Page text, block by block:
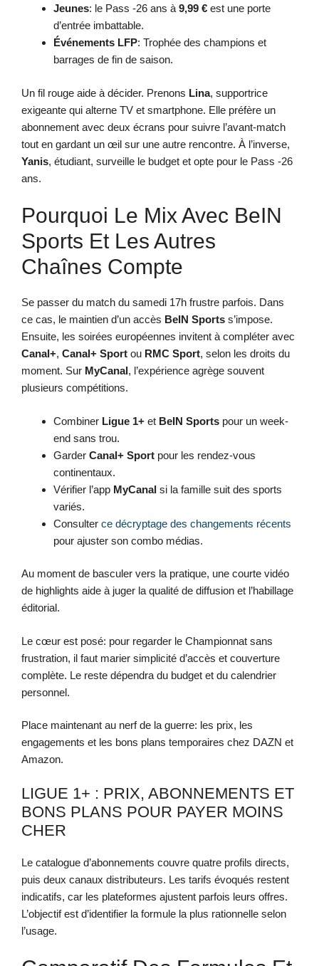
Jeunes: le Pass -26 ans à 9,99 € est une porte
d’entrée imbattable.
Événements LFP: Trophée des champions et
barrages de fin de saison.
Un fil rouge aide à décider. Prenons Lina, supportrice
exigeante qui alterne TV et smartphone. Elle préfère un
abonnement avec deux écrans pour suivre l’avant-match
tout en gardant un œil sur une autre rencontre. À l’inverse,
Yanis, étudiant, surveille le budget et opte pour le Pass -26
ans.
Pourquoi Le Mix Avec BeIN
Sports Et Les Autres
Chaînes Compte
Se passer du match du samedi 17h frustre parfois. Dans
ce cas, le maintien d’un accès BeIN Sports s’impose.
Ensuite, les soirées européennes invitent à compléter avec
Canal+, Canal+ Sport ou RMC Sport, selon les droits du
moment. Sur MyCanal, l’expérience agrège souvent
plusieurs compétitions.
Combiner Ligue 1+ et BeIN Sports pour un week-
end sans trou.
Garder Canal+ Sport pour les rendez-vous
continentaux.
Vérifier l’app MyCanal si la famille suit des sports
variés.
Consulter ce décryptage des changements récents
pour ajuster son combo médias.
Au moment de basculer vers la pratique, une courte vidéo
de highlights aide à juger la qualité de diffusion et l’habillage
éditorial.
Le cœur est posé: pour regarder le Championnat sans
frustration, il faut marier simplicité d’accès et couverture
complète. Le reste dépendra du budget et du calendrier
personnel.
Place maintenant au nerf de la guerre: les prix, les
engagements et les bons plans temporaires chez DAZN et
Amazon.
LIGUE 1+ : PRIX, ABONNEMENTS ET
BONS PLANS POUR PAYER MOINS
CHER
Le catalogue d’abonnements couvre quatre profils directs,
puis deux canaux distributeurs. Les tarifs évoqués restent
indicatifs, car les plateformes ajustent parfois leurs offres.
L’objectif est d’identifier la formule la plus rationnelle selon
l’usage.